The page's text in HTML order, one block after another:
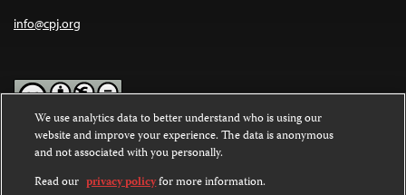
info@cpj.org
Except where noted, text on this website is licensed under a
Commons Attribution-NonCommercial-NoDerivatives 4.0
International License.
We use analytics data to better understand who is using our
website and improve your experience. The data is anonymous
and not associated with you personally.
Read our privacy policyfor more information.